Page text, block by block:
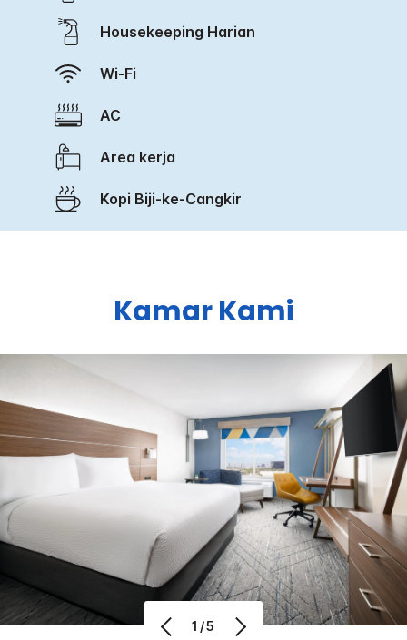
Housekeeping Harian
Wi-Fi
AC
Area kerja
Kopi Biji-ke-Cangkir
Kamar Kami
1/5